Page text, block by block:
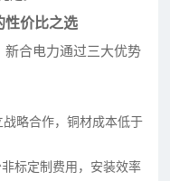
性价比之选
新合电力通过三大优势
略合作，铜材成本低于
标定制费用，安装效率